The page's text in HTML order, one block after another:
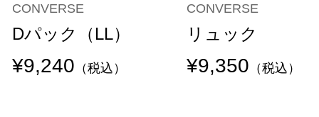
CONVERSE
Dパック（LL）
¥9,240 （税込）
CONVERSE
リュック
¥9,350 （税込）